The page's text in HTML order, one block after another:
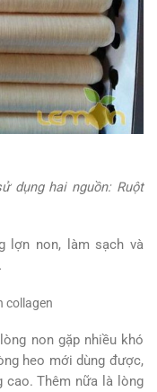
dụng hai nguồn: Ruột
lợn non, làm sạch và
non gặp nhiều khó
heo mới dùng được,
cao. Thêm nữa là lòng